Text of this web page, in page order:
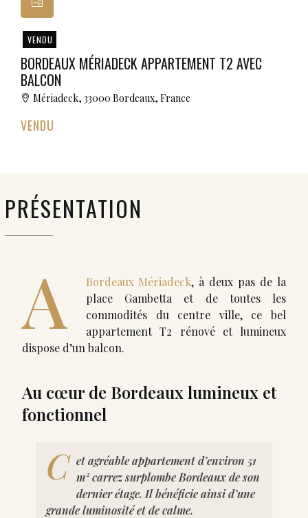
VENDU
BORDEAUX MÉRIADECK APPARTEMENT T2 AVEC
BALCON
Mériadeck, 33000 Bordeaux, France
VENDU
PRÉSENTATION
A Bordeaux Mériadeck, à deux pas de la
place Gambetta et de toutes les
commodités du centre ville, ce bel
appartement T2 rénové et lumineux
dispose d’un balcon.
Au cœur de Bordeaux lumineux et
fonctionnel
C et agréable appartement d’environ 51
m² carrez surplombe Bordeaux de son
dernier étage. Il bénéficie ainsi d’une
grande luminosité et de calme.